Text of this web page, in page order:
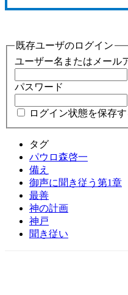
既存ユーザのログイン
ユーザー名またはメール
パスワード
ログイン状態を保存す
タグ
パウロ森啓一
備え
御声に聞き従う第1章
最善
神の計画
神戸
聞き従い